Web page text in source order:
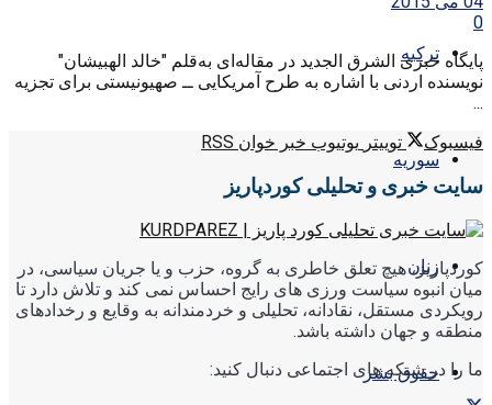
ترکیه
سوریه
زنان
حقوق بشر
0
پایگاه خبری الشرق الجدید در مقاله‌ای به‌قلم "خالد الهبیشان"
نویسنده اردنی با اشاره به طرح آمریکایی ــ صهیونیستی برای تجزیه
...
فیسبوک
توییتر یوتیوب خبر خوان RSS
سایت خبری و تحلیلی کوردپاریز
کوردپاریز، هیچ تعلق خاطری به گروه، حزب و یا جریان سیاسی، در
میان انبوه سیاست ورزی های رایج احساس نمی کند و تلاش دارد تا
رویکردی مستقل، نقادانه، تحلیلی و خردمندانه به وقایع و رخدادهای
منطقه و جهان داشته باشد.
ما را در شبکه های اجتماعی دنبال کنید: